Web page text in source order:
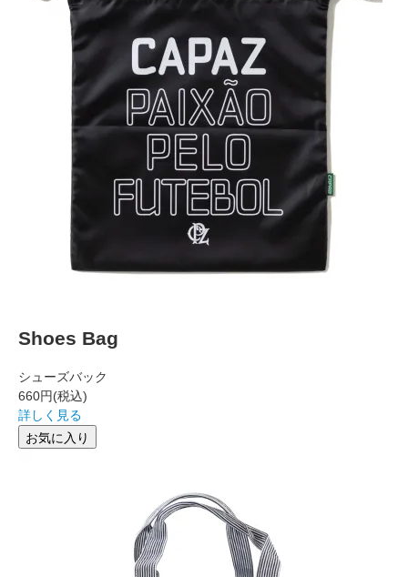
Shoes Bag
シューズバック
660円(税込)
詳しく見る
お気に入り